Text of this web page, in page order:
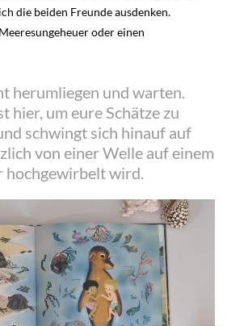
die beiden Freunde ausdenken.
oder einen
herumliegen und warten.
hier, um eure Schätze zu
schwingt sich hinauf auf
von einer Welle auf einem
hochgewirbelt wird.